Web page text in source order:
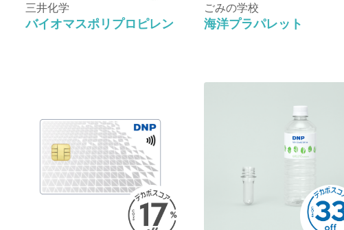
三井化学
バイオマスポリプロピレン
ごみの学校
海洋プラパレット